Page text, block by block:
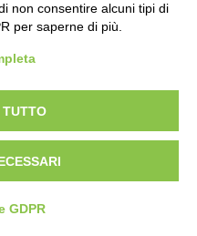
RUBIK EVO-
GETTACARTE PER
DIFFERENZIATA
PRONTA CONSEGNA
non consentire alcuni tipi di
per saperne di più.
TUTTO
GDPR